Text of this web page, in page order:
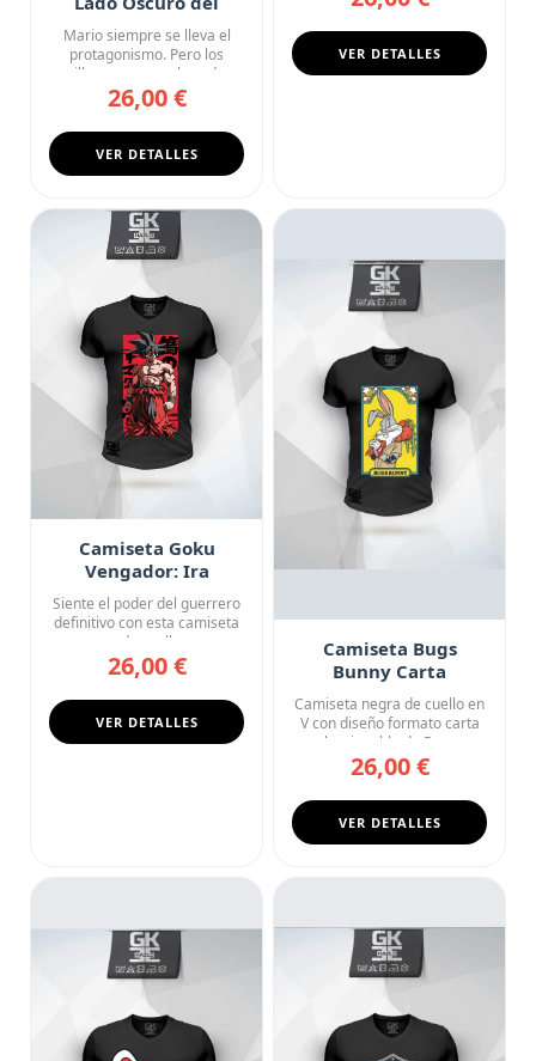
Reino Champiñón
Mario siempre se lleva el
protagonismo. Pero los
villanos son mucho más
inter...
26,00 €
VER DETALLES
VER DETALLES
Camiseta Goku
Vengador: Ira
Desatada
Siente el poder del guerrero
definitivo con esta camiseta
negra de cuello en ...
26,00 €
VER DETALLES
Camiseta Bugs
Bunny Carta
Coleccionable
Looney Tunes
Camiseta negra de cuello en
V con diseño formato carta
coleccionable de Bugs ...
26,00 €
VER DETALLES